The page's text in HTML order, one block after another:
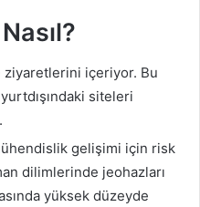
ziyaretlerini içeriyor. Bu
siteleri
gelişimi için risk
dilimlerinde jeohazları
yüksek düzeyde